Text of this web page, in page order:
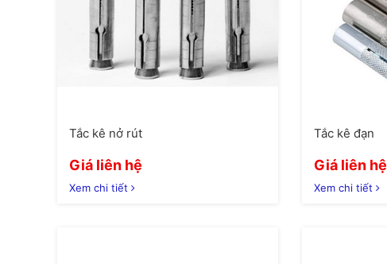
Tắc kê nở rút
Giá liên hệ
Xem chi tiết
Tắc kê đạn
Giá liên hệ
Xem chi tiết